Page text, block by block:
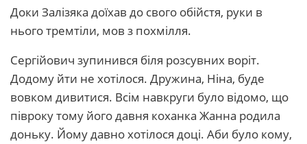
Доки Залізяка доїхав до свого обійстя, руки в
нього тремтіли, мов з похмілля.
Сергійович зупинився біля розсувних воріт.
Додому йти не хотілося. Дружина, Ніна, буде
вовком дивитися. Всім навкруги було відомо, що
півроку тому його давня коханка Жанна родила
доньку. Йому давно хотілося доці. Аби було кому,